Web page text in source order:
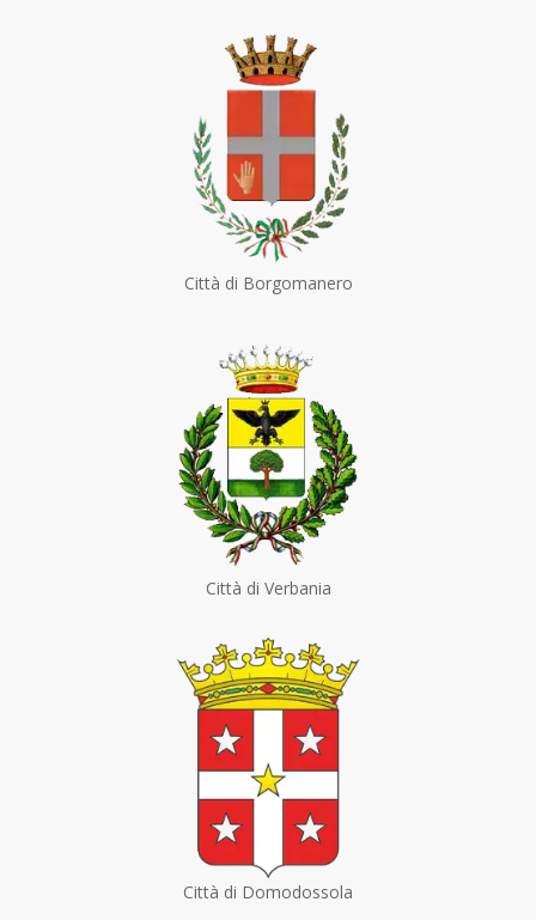
Città di Borgomanero
Città di Verbania
Città di Domodossola